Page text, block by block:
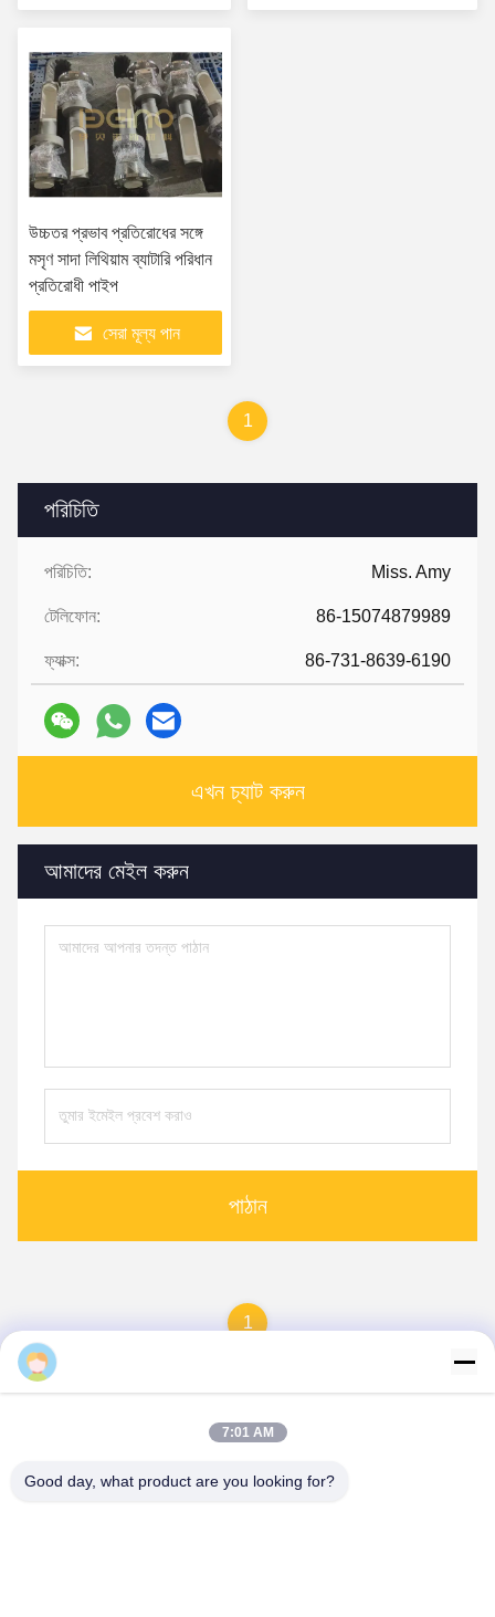
পরিচিতি
পরিচিতি: Miss. Amy
টেলিফোন: 86-15074879989
ফ্যাক্স: 86-731-8639-6190
এখন চ্যাট করুন
আমাদের মেইল ​​করুন
পাঠান
উচ্চতর প্রভাব প্রতিরোধের সঙ্গে
মসৃণ সাদা লিথিয়াম ব্যাটারি পরিধান
প্রতিরোধী পাইপ
সেরা মূল্য পান
1
1
7:01 AM
Good day, what product are you looking for?